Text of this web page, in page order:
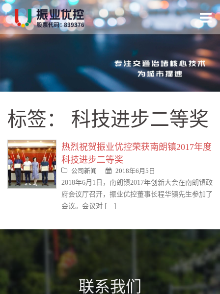
跳
转
到
内
标签： 科技进步二等奖
热烈祝贺振业优控荣获南朗镇2017年度
科技进步二等奖
公司新闻
2018年6月5日
2018年6月1日，南朗镇2017年创新大会在南朗镇政
府会议厅召开，振业优控董事长程华镇先生参加了
会议。会议对 […]
联系我们